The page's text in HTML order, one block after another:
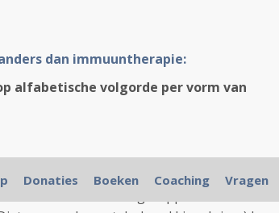
dan immuuntherapie:
alfabetische volgorde per vorm van
of Liver Diseasesheeft practische
kruiden en voedingssupplementen
Donaties Boeken Coaching Vragen